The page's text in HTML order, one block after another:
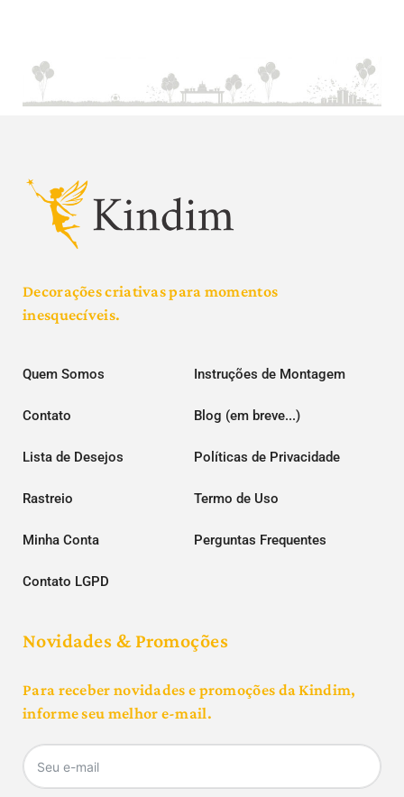
Decorações criativas para momentos
inesquecíveis.
Quem Somos Instruções de Montagem
Contato Blog (em breve...)
Lista de Desejos Políticas de Privacidade
Rastreio Termo de Uso
Minha Conta Perguntas Frequentes
Contato LGPD
Novidades & Promoções
Para receber novidades e promoções da Kindim,
informe seu melhor e-mail.